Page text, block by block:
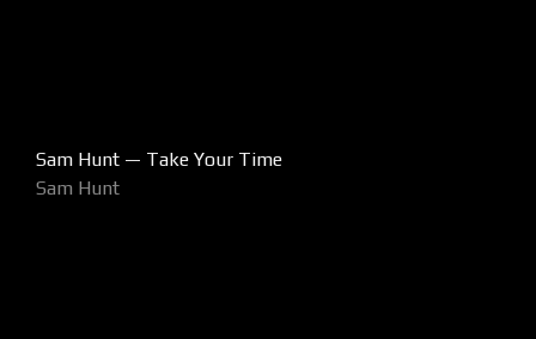
Sam Hunt — Take Your Time
Sam Hunt